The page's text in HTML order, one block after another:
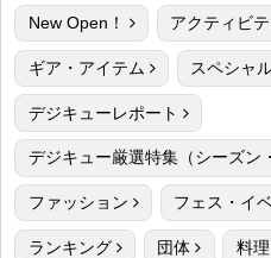
New Open！ アクティビテ
ギア・アイテム スペシャ
デジキューレポート
デジキュー厳選特集（シーズン
ファッション フェス・イ
ランキング 団体 料